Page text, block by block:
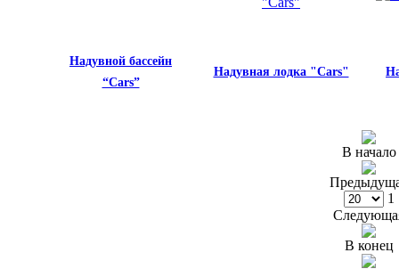
Надувной бассейн
“Cars”
Надувная лодка "Cars"
В начало
1
В конец